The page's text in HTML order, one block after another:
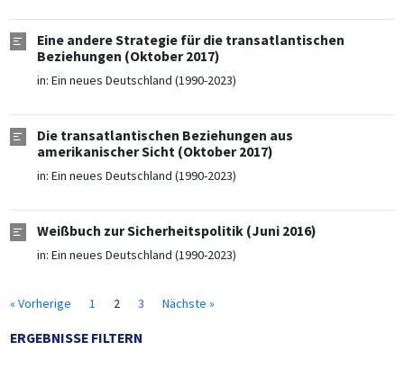
Eine andere Strategie für die transatlantischen
Beziehungen (Oktober 2017)
in: Ein neues Deutschland (1990-2023)
Die transatlantischen Beziehungen aus
amerikanischer Sicht (Oktober 2017)
in: Ein neues Deutschland (1990-2023)
Weißbuch zur Sicherheitspolitik (Juni 2016)
in: Ein neues Deutschland (1990-2023)
« Vorherige 1 2 3 Nächste »
ERGEBNISSE FILTERN